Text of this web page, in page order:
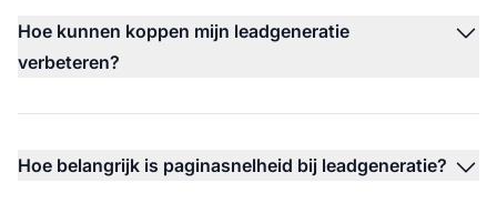
Hoe kunnen koppen mijn leadgeneratie
verbeteren?
Hoe belangrijk is paginasnelheid bij leadgeneratie?